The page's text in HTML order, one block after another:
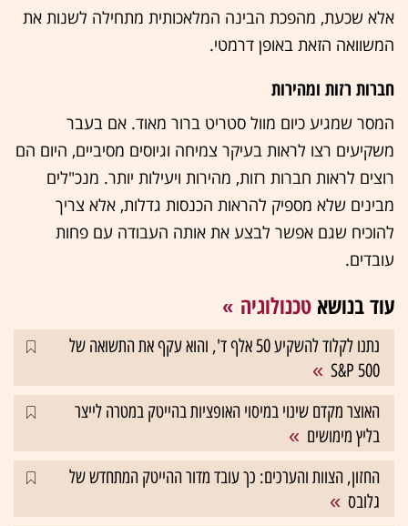
אלא שכעת, מהפכת הבינה המלאכותית מתחילה לשנות את
המשוואה הזאת באופן דרמטי.
חברות רזות ומהירות
המסר שמגיע כיום מוול סטריט ברור מאוד. אם בעבר
משקיעים רצו לראות בעיקר צמיחה וגיוסים מסיביים, היום הם
רוצים לראות חברות רזות, מהירות ויעילות יותר. מנכ"לים
מבינים שלא מספיק להראות הכנסות גדלות, אלא צריך
להוכיח שגם אפשר לבצע את אותה העבודה עם פחות
עובדים.
עוד בנושא טכנולוגיה
נתנו לקלוד להשקיע 50 אלף ד', והוא עקף את התשואה של
S&P 500
האוצר מקדם שינוי במיסוי האופציות בהייטק במטרה לייצר
בליץ מימושים
החזון, הצוות והערכים: כך עובד מדור ההייטק המתחדש של
גלובס